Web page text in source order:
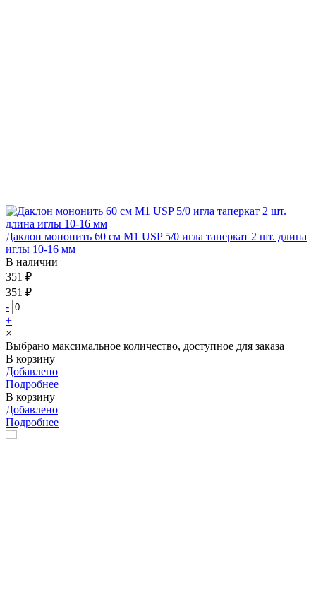
Даклон мононить 60 см М1 USP 5/0 игла таперкат 2 шт. длина
иглы 10-16 мм
В наличии
351 ₽
351 ₽
-
+
×
Выбрано максимальное количество, доступное для заказа
В корзину
Добавлено
Подробнее
В корзину
Добавлено
Подробнее